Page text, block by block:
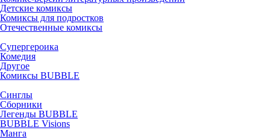
Детские комиксы
Комиксы для подростков
Отечественные комиксы
Супергероика
Комедия
Другое
Комиксы BUBBLE
Синглы
Сборники
Легенды BUBBLE
BUBBLE Visions
Манга